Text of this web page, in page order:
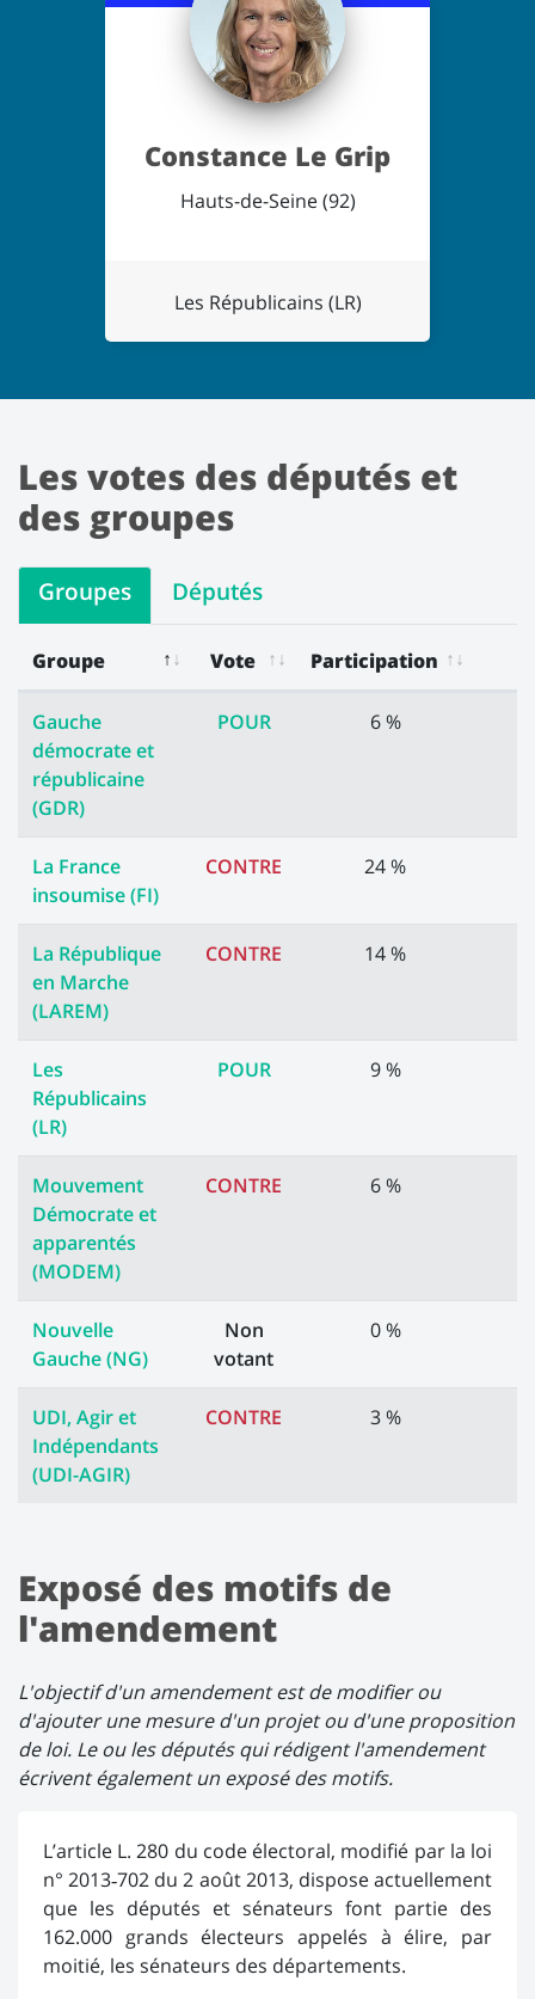
Constance Le Grip
Hauts-de-Seine (92)
Les Républicains (LR)
Les votes des députés et
des groupes
Groupes Députés
Groupe Vote Participation
Gauche
démocrate et
républicaine
(GDR)
POUR 6 %
La France
insoumise (FI)
CONTRE 24 %
La République
en Marche
(LAREM)
CONTRE 14 %
Les
Républicains
(LR)
POUR 9 %
Mouvement
Démocrate et
apparentés
(MODEM)
CONTRE 6 %
Nouvelle
Gauche (NG)
Non
votant
0 %
UDI, Agir et
Indépendants
(UDI-AGIR)
CONTRE 3 %
Exposé des motifs de
l'amendement
L'objectif d'un amendement est de modifier ou
d'ajouter une mesure d'un projet ou d'une proposition
de loi. Le ou les députés qui rédigent l'amendement
écrivent également un exposé des motifs.
L’article L. 280 du code électoral, modifié par la loi
n° 2013‑702 du 2 août 2013, dispose actuellement
que les députés et sénateurs font partie des
162.000 grands électeurs appelés à élire, par
moitié, les sénateurs des départements.